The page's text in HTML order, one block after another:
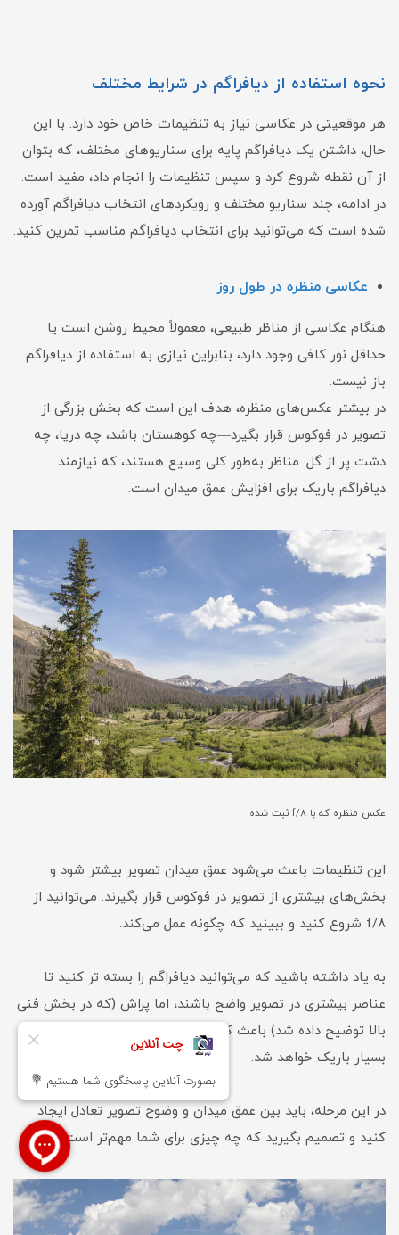
نحوه استفاده از دیافراگم در شرایط مختلف
هر موقعیتی در عکاسی نیاز به تنظیمات خاص خود دارد. با این
حال، داشتن یک دیافراگم پایه برای سناریوهای مختلف، که بتوان
از آن نقطه شروع کرد و سپس تنظیمات را انجام داد، مفید است.
در ادامه، چند سناریو مختلف و رویکردهای انتخاب دیافراگم آورده
شده است که می‌توانید برای انتخاب دیافراگم مناسب تمرین کنید.
عکاسی منظره در طول روز
هنگام عکاسی از مناظر طبیعی، معمولاً محیط روشن است یا
حداقل نور کافی وجود دارد، بنابراین نیازی به استفاده از دیافراگم
باز نیست.
در بیشتر عکس‌های منظره، هدف این است که بخش بزرگی از
تصویر در فوکوس قرار بگیرد—چه کوهستان باشد، چه دریا، چه
دشت پر از گل. مناظر به‌طور کلی وسیع هستند، که نیازمند
دیافراگم باریک برای افزایش عمق میدان است.
عکس منظره که با f/8 ثبت شده
این تنظیمات باعث می‌شود عمق میدان تصویر بیشتر شود و
بخش‌های بیشتری از تصویر در فوکوس قرار بگیرند. می‌توانید از
f/8 شروع کنید و ببینید که چگونه عمل می‌کند.
به یاد داشته باشید که می‌توانید دیافراگم را بسته تر کنید تا
عناصر بیشتری در تصویر واضح باشند، اما پراش (که در بخش فنی
بالا توضیح داده شد) باعث کاهش وضوح جزئیات در دیافراگم‌های
بسیار باریک خواهد شد.
در این مرحله، باید بین عمق میدان و وضوح تصویر تعادل ایجاد
کنید و تصمیم بگیرید که چه چیزی برای شما مهم‌تر است.